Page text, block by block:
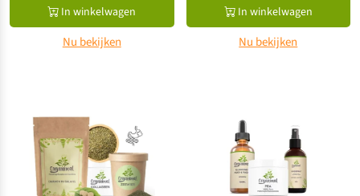
In winkelwagen
Nu bekijken
In winkelwagen
Nu bekijken